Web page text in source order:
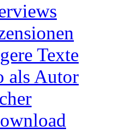
Texte
als Autor